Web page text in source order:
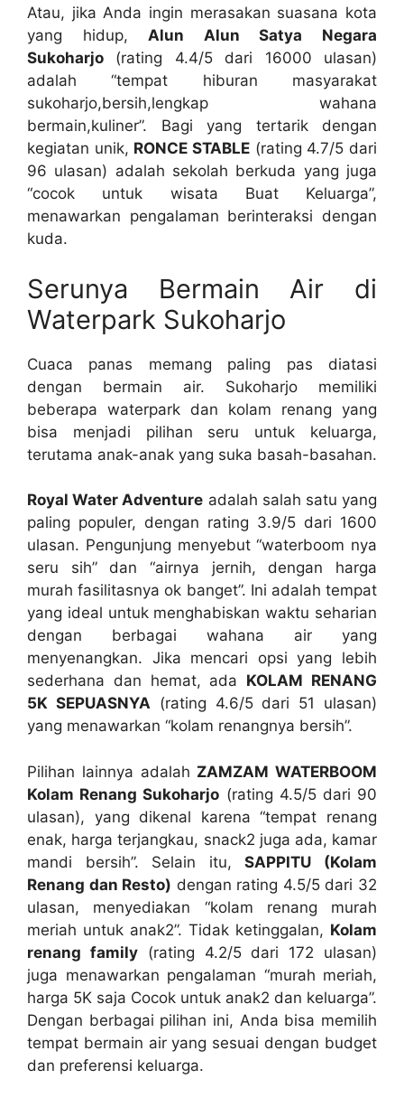
Atau, jika Anda ingin merasakan suasana kota
yang hidup,Alun Alun Satya Negara
Sukoharjo (rating 4.4/5 dari 16000 ulasan)
adalah “tempat hiburan masyarakat
sukoharjo,bersih,lengkap wahana
bermain,kuliner”. Bagi yang tertarik dengan
kegiatan unik, RONCE STABLE (rating 4.7/5 dari
96 ulasan) adalah sekolah berkuda yang juga
“cocok untuk wisata Buat Keluarga”,
menawarkan pengalaman berinteraksi dengan
kuda.
Serunya Bermain Air di
Waterpark Sukoharjo
Cuaca panas memang paling pas diatasi
dengan bermain air. Sukoharjo memiliki
beberapa waterpark dan kolam renang yang
bisa menjadi pilihan seru untuk keluarga,
terutama anak-anak yang suka basah-basahan.
Royal Water Adventure adalah salah satu yang
paling populer, dengan rating 3.9/5 dari 1600
ulasan. Pengunjung menyebut “waterboom nya
seru sih” dan “airnya jernih, dengan harga
murah fasilitasnya ok banget”. Ini adalah tempat
yang ideal untuk menghabiskan waktu seharian
dengan berbagai wahana air yang
menyenangkan. Jika mencari opsi yang lebih
sederhana dan hemat, ada KOLAM RENANG
5K SEPUASNYA(rating 4.6/5 dari 51 ulasan)
yang menawarkan “kolam renangnya bersih”.
Pilihan lainnya adalah ZAMZAM WATERBOOM
Kolam Renang Sukoharjo (rating 4.5/5 dari 90
ulasan), yang dikenal karena “tempat renang
enak, harga terjangkau, snack2 juga ada, kamar
mandi bersih”. Selain itu,SAPPITU (Kolam
Renang dan Resto) dengan rating 4.5/5 dari 32
ulasan, menyediakan “kolam renang murah
meriah untuk anak2”. Tidak ketinggalan, Kolam
renang family(rating 4.2/5 dari 172 ulasan)
juga menawarkan pengalaman “murah meriah,
harga 5K saja Cocok untuk anak2 dan keluarga”.
Dengan berbagai pilihan ini, Anda bisa memilih
tempat bermain air yang sesuai dengan budget
dan preferensi keluarga.